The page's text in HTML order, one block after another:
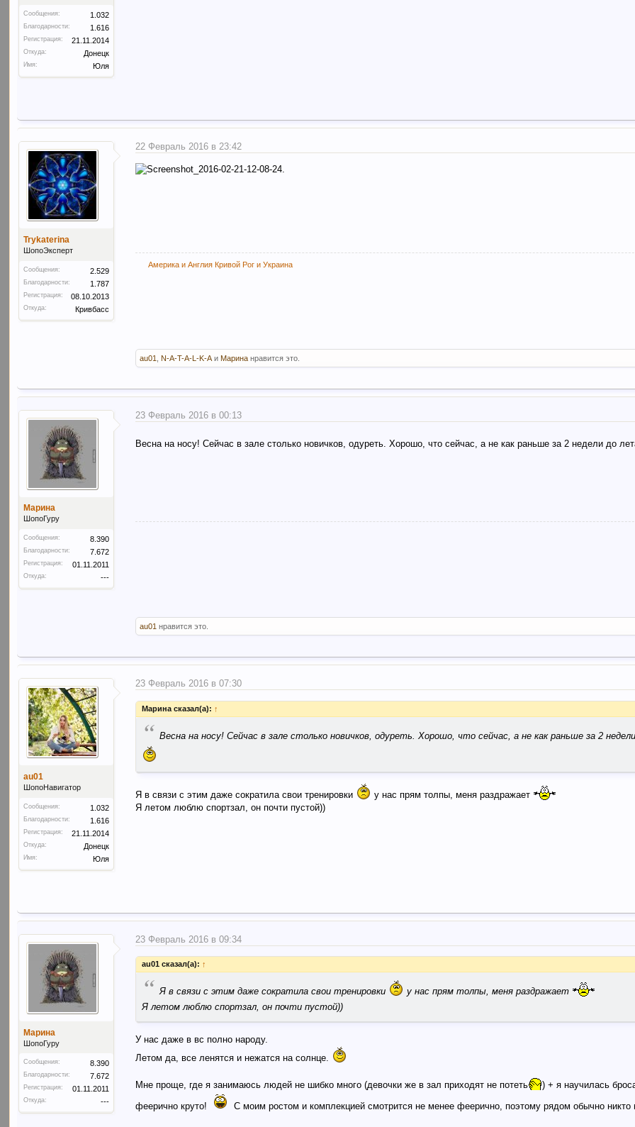
Сообщения: 1.032
Благодарности: 1.616
Регистрация: 21.11.2014
Откуда: Донецк
Имя: Юля
Trykaterina
ШопоЭксперт
Сообщения: 2.529
Благодарности: 1.787
Регистрация: 08.10.2013
Откуда: Кривбасс
22 Февраль 2016 в 23:42
Америка и Англия Кривой Рог и Украина
au01 ,N-A-T-A-L-K-A иМарина нравится это.
Марина
ШопоГуру
Сообщения: 8.390
Благодарности: 7.672
Регистрация: 01.11.2011
Откуда: ---
23 Февраль 2016 в 00:13
Весна на носу! Сейчас в зале столько новичков, одуреть. Хорошо, что сейчас, а не как раньше за 2 недели до
au01 нравится это.
au01
ШопоНавигатор
Сообщения: 1.032
Благодарности: 1.616
Регистрация: 21.11.2014
Откуда: Донецк
Имя: Юля
23 Февраль 2016 в 07:30
Марина сказал(а): ↑
“ Весна на носу! Сейчас в зале столько новичков, одуреть. Хорошо, что сейчас, а не как раньше за 2
Я в связи с этим даже сократила свои тренировки
у нас прям толпы, меня раздражает
Я летом люблю спортзал, он почти пустой))
Марина
ШопоГуру
Сообщения: 8.390
Благодарности: 7.672
Регистрация: 01.11.2011
Откуда: ---
23 Февраль 2016 в 09:34
au01 сказал(а): ↑
“ Я в связи с этим даже сократила свои тренировки
у нас прям толпы, меня раздражает
Я летом люблю спортзал, он почти пустой))
У нас даже в вс полно народу.
Летом да, все ленятся и нежатся на солнце.
Мне проще, где я занимаюсь людей не шибко много (девочки же в зал приходят не потеть
) + я научилась
феерично круто!
С моим ростом и комплекцией смотрится не менее феерично, поэтому рядом обычно никто